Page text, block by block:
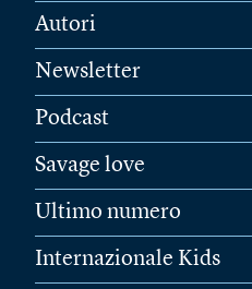
Autori
Newsletter
Podcast
Savage love
Ultimo numero
Internazionale Kids